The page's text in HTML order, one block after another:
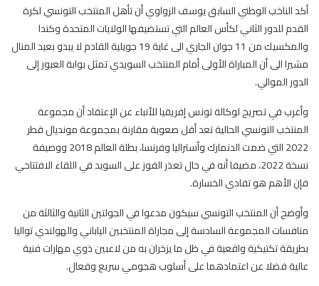
أكد الناخب الوطني السابق يوسف الزواوي أن تأهل المنتخب التونسي لكرة
القدم للدور الثاني لكأس العالم التي تستضيفها الولايات المتحدة وكندا
والمكسيك من 11 جوان الجاري الى غاية 19 جويلية القادم لا يبدو بعيد المنال
مشيرا الى أن المباراة الأولى أمام المنتخب السويدي تمثل بوابة العبور إلى
الدور الموالي.
وأعرب في تصريح لوكالة تونس إفريقيا للأنباء عن الإعتقاد أن مجموعة
المنتخب التونسي الحالية تعد أقل صعوبة مقارنة بمجموعة مونديال قطر
2022 التي ضمت الدنمارك وأستراليا وفرنسا، بطلة العالم 2018 ووصيفة
نسخة 2022، مضيفا أنه في حال تعذر الفوز على السويد في اللقاء الافتتاحي
فإن الأهم هو تفادي الخسارة.
وأوضح أن المنتخب التونسي سيكون مدعوا في الجولتين الثانية والثالثة من
منافسات المجموعة السادسة إلى مجاراة المنتخبين الياباني والهولندي تواليا
بطريقة تكتيكية واقعية في ظل ما يزخران به من لاعبين ذوي مهارات فنية
عالية فضلا عن اعتمادهما على أسلوب هجومي سريع وفعال.